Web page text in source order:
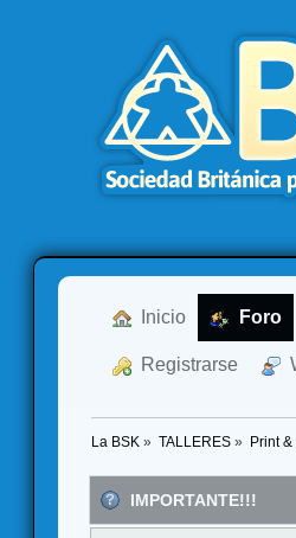
Inicio Foro
Registrarse
La BSK » TALLERES» Print &
IMPORTANTE!!!